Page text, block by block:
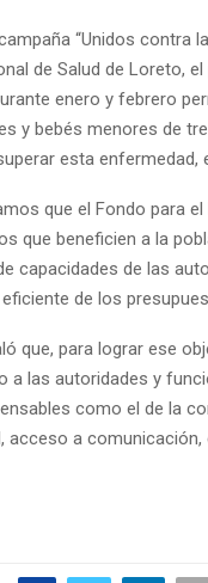
“Unidos contra
de Salud de Loreto,
enero y febrero
y bebés menores de
esta enfermedad,
que el Fondo para
que beneficien a la
capacidades de las
de los
que, para lograr ese
a las autoridades y
como el de la
acceso a